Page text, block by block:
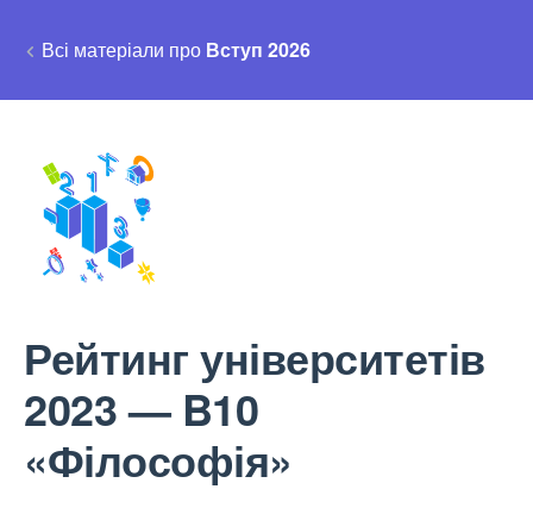
Всі матеріали про Вступ 2026
Рейтинг університетів
2023 — B10
«Філософія»